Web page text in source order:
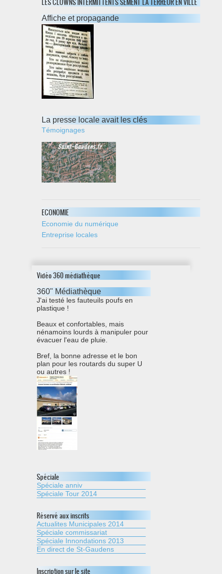
Affiche et propagande
La presse locale avait les clés
Témoignages
ECONOMIE
Economie du numérique
Entreprise locales
Vidéo 360 médiathèque
360" Médiathèque
J'ai testé les fauteuils poufs en
plastique !
Beaux et confortables, mais
nénamoins lourds à manipuler pour
évacuer l'eau de pluie.
Bref, la bonne adresse et le bon
plan pour les routards du super U
ou autres !
Spéciale
Spéciale anniv
Spéciale Tour 2014
Réservé aux inscrits
Actualites Municipales 2014
Spéciale commissariat
Spéciale Innondations 2013
En direct de St-Gaudens
Inscription sur le site